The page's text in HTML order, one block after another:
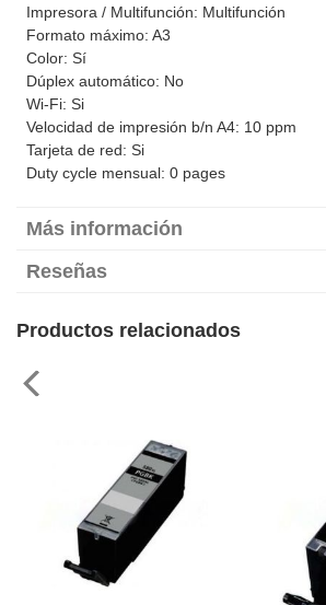
Impresora / Multifunción: Multifunción
Formato máximo: A3
Color: Sí
Dúplex automático: No
Wi-Fi: Si
Velocidad de impresión b/n A4: 10 ppm
Tarjeta de red: Si
Duty cycle mensual: 0 pages
Más información
Reseñas
Productos relacionados